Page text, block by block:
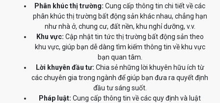
Phân khúc thị trường: Cung cấp thông tin chi tiết về các
phân khúc thị trường bất động sản khác nhau, chẳng hạn
như nhà ở, chung cư, đất nền, khu nghỉ dưỡng, v.v.
Khu vực: Cập nhật tin tức thị trường bất động sản theo
khu vực, giúp bạn dễ dàng tìm kiếm thông tin về khu vực
bạn quan tâm.
Lời khuyên đầu tư: Chia sẻ những lời khuyên hữu ích từ
các chuyên gia trong ngành để giúp bạn đưa ra quyết định
đầu tư sáng suốt.
Pháp luật: Cung cấp thông tin về các quy định và luật